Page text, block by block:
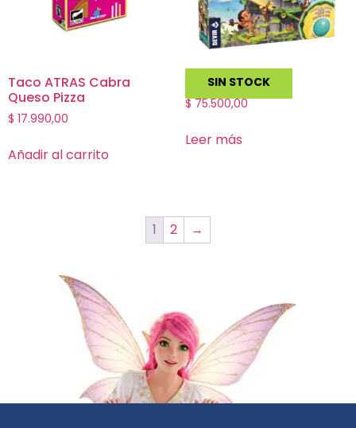
Taco ATRAS Cabra
Queso Pizza
$ 17.990,00
Añadir al carrito
SIN STOCK
Dodo
$ 75.500,00
Leer más
1 2 →